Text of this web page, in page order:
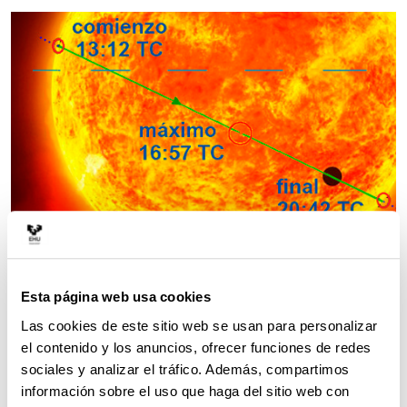
Esta página web usa cookies
Las cookies de este sitio web se usan para personalizar
el contenido y los anuncios, ofrecer funciones de redes
sociales y analizar el tráfico. Además, compartimos
información sobre el uso que haga del sitio web con
El próximo lunes, 9 de mayo , el planeta Mercurio
transitará por delante del Sol en un raro evento
astronómico que acontece en promedio unas trece
veces por siglo cuando se alinean los tres cuerpos,